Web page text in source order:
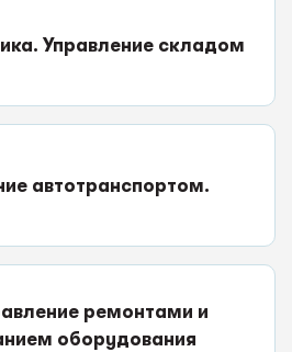
Управление складом
автотранспортом.
ремонтами и
оборудования